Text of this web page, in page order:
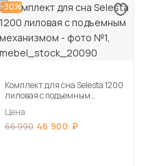
-30%
Комплект для сна Selesta 1200
лиловая с подъемным
Цена
66 990 46 900